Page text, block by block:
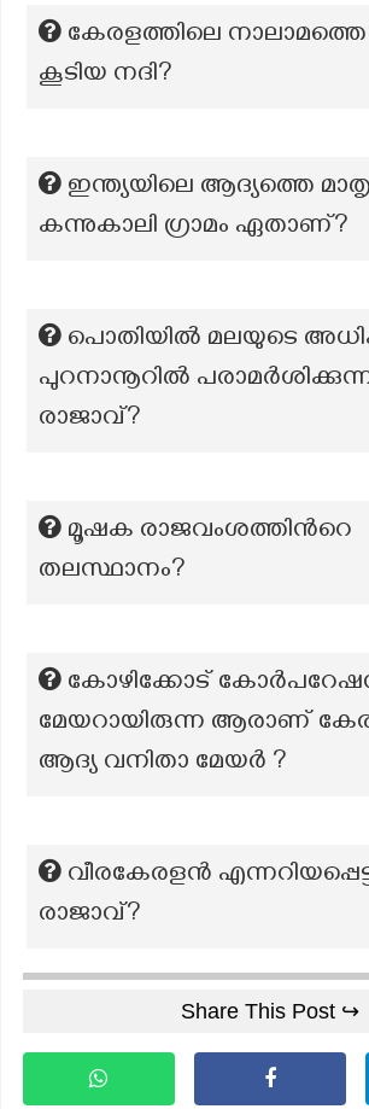
കേരളത്തിലെ നാലാമത്തെ
കൂടിയ നദി?
ഇന്ത്യയിലെ ആദ്യത്തെ
കന്നുകാലി ഗ്രാമം ഏതാണ്?
പൊതിയിൽ മലയുടെ
പുറനാനൂറിൽ
രാജാവ്?
മൂഷക രാജവംശത്തിൻറെ
തലസ്ഥാനം?
കോഴിക്കോട്
മേയറായിരുന്ന ആരാണ്
ആദ്യ വനിതാ മേയർ ?
വീരകേരളൻ
രാജാവ്?
Share This Post ↪